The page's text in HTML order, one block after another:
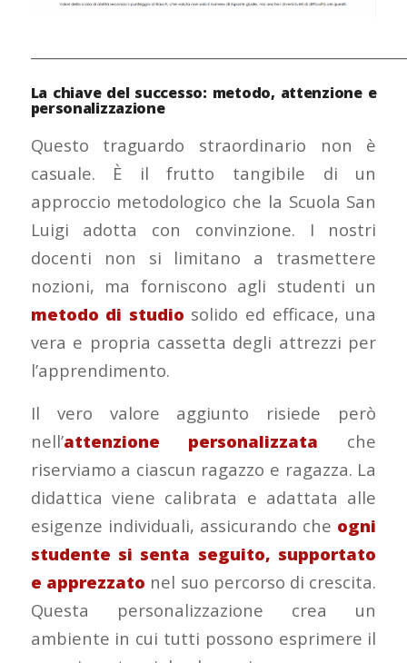
La chiave del successo: metodo, attenzione e
personalizzazione
Questo traguardo straordinario non è
casuale. È il frutto tangibile di un
approccio metodologico che la Scuola San
Luigi adotta con convinzione. I nostri
docenti non si limitano a trasmettere
nozioni, ma forniscono agli studenti un
metodo di studio solido ed efficace, una
vera e propria cassetta degli attrezzi per
l’apprendimento.
Il vero valore aggiunto risiede però
nell’attenzione personalizzata che
riserviamo a ciascun ragazzo e ragazza. La
didattica viene calibrata e adattata alle
esigenze individuali, assicurando che ogni
studente si senta seguito, supportato
e apprezzato nel suo percorso di crescita.
Questa personalizzazione crea un
ambiente in cui tutti possono esprimere il